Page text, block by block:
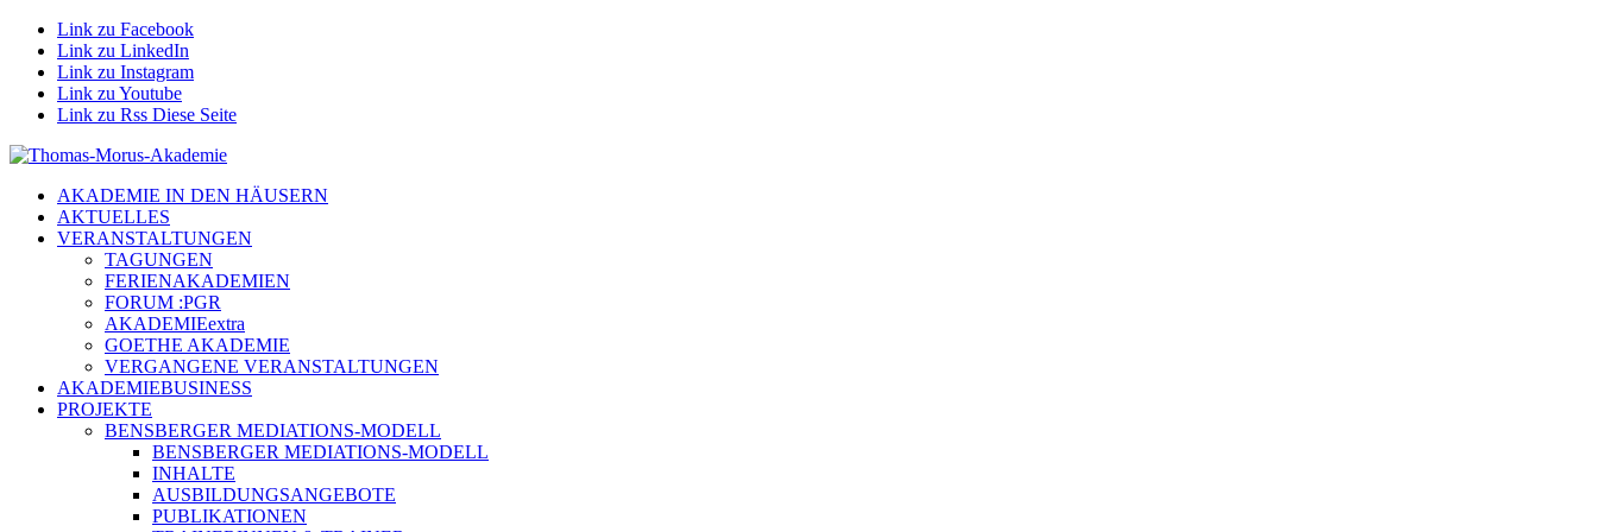
Link zu Facebook
Link zu LinkedIn
Link zu Instagram
Link zu Youtube
Link zu Rss Diese Seite
AKADEMIE IN DEN HÄUSERN
AKTUELLES
VERANSTALTUNGEN
TAGUNGEN
FERIENAKADEMIEN
FORUM :PGR
AKADEMIEextra
GOETHE AKADEMIE
VERGANGENE VERANSTALTUNGEN
AKADEMIEBUSINESS
PROJEKTE
BENSBERGER MEDIATIONS-MODELL
BENSBERGER MEDIATIONS-MODELL
INHALTE
AUSBILDUNGSANGEBOTE
PUBLIKATIONEN